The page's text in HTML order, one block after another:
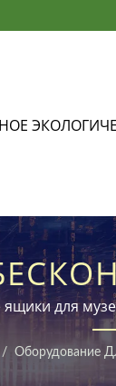
для
/ Оборудование